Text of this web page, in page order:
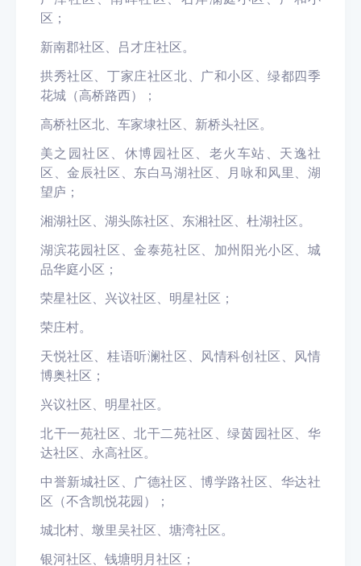
区；
新南郡社区、吕才庄社区。
拱秀社区、丁家庄社区北、广和小区、绿都四季
花城（高桥路西）；
高桥社区北、车家埭社区、新桥头社区。
美之园社区、休博园社区、老火车站、天逸社
区、金辰社区、东白马湖社区、月咏和风里、湖
望庐；
湘湖社区、湖头陈社区、东湘社区、杜湖社区。
湖滨花园社区、金泰苑社区、加州阳光小区、城
品华庭小区；
荣星社区、兴议社区、明星社区；
荣庄村。
天悦社区、桂语听澜社区、风情科创社区、风情
博奥社区；
兴议社区、明星社区。
北干一苑社区、北干二苑社区、绿茵园社区、华
达社区、永高社区。
中誉新城社区、广德社区、博学路社区、华达社
区（不含凯悦花园）；
城北村、墩里吴社区、塘湾社区。
银河社区、钱塘明月社区；